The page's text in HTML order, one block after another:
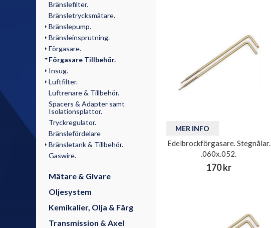
Bränslefilter.
Bränsletrycksmätare.
Bränslepump.
Bränsleinsprutning.
Förgasare.
Förgasare Tillbehör.
Insug.
Luftfilter.
Luftrenare & Tillbehör.
Spacers & Adapter samt
Isolationsplattor.
Tryckregulator.
Bränslefördelare
Bränsletank & Tillbehör.
Gaswire.
Mätare & Givare
Oljesystem
Kemikalier, Olja & Färg
Transmission & Axel
MER INFO
Edelbrockförgasare. Stegnålar.
.060x.052.
170 kr